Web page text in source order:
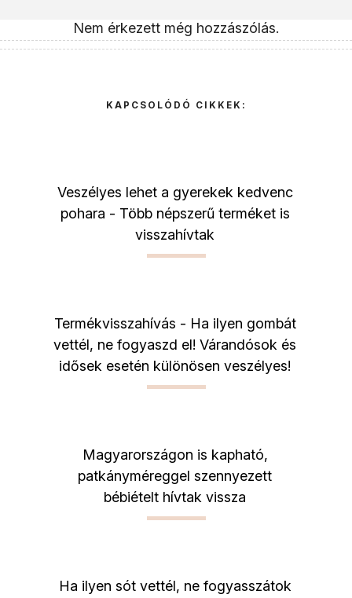
Nem érkezett még hozzászólás.
KAPCSOLÓDÓ CIKKEK:
Veszélyes lehet a gyerekek kedvenc
pohara - Több népszerű terméket is
visszahívtak
Termékvisszahívás - Ha ilyen gombát
vettél, ne fogyaszd el! Várandósok és
idősek esetén különösen veszélyes!
Magyarországon is kapható,
patkányméreggel szennyezett
bébiételt hívtak vissza
Ha ilyen sót vettél, ne fogyasszátok